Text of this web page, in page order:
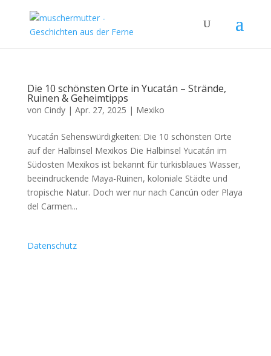
Die 10 schönsten Orte in Yucatán – Strände,
Ruinen & Geheimtipps
von Cindy| Apr. 27, 2025 | Mexiko
Yucatán Sehenswürdigkeiten: Die 10 schönsten Orte
auf der Halbinsel Mexikos Die Halbinsel Yucatán im
Südosten Mexikos ist bekannt für türkisblaues Wasser,
beeindruckende Maya-Ruinen, koloniale Städte und
tropische Natur. Doch wer nur nach Cancún oder Playa
del Carmen...
Datenschutz